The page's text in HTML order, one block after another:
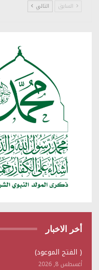
السابق التالي
أخر الاخبار
( الفتح الموعود)
أغسطس 8, 2026